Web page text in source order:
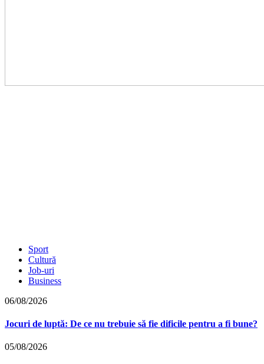
Sport
Cultură
Job-uri
Business
06/08/2026
Jocuri de luptă: De ce nu trebuie să fie dificile pentru a fi bune?
05/08/2026